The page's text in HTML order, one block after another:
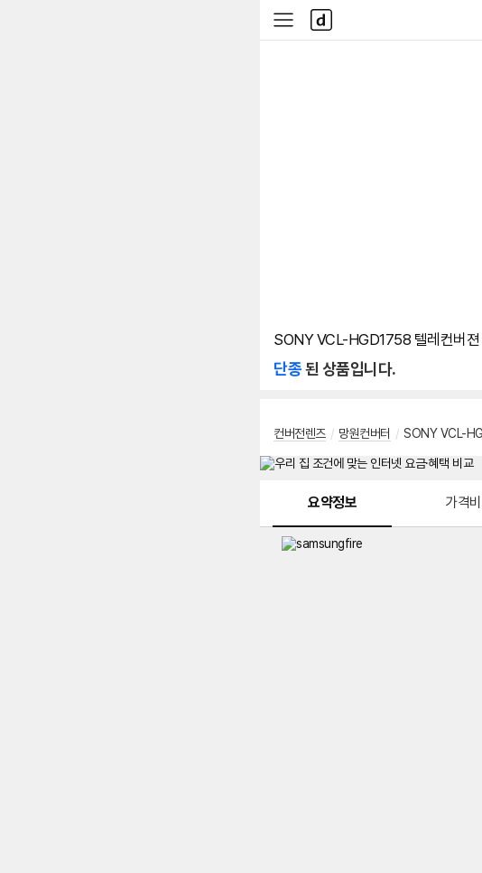
사
이
다
나
와
SONY VCL-HGD1758 텔레컨버젼
단종된 상품입니다.
컨버전렌즈 / 망원컨버터 / SONY VCL-
요약정보 가격